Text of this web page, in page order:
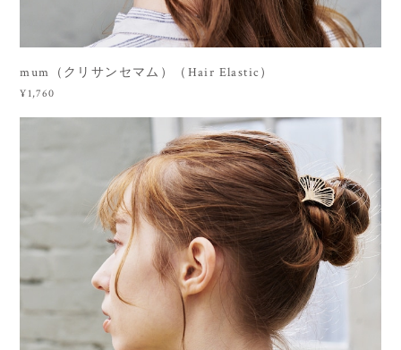
mum（クリサンセマム）（Hair Elastic）
¥1,760